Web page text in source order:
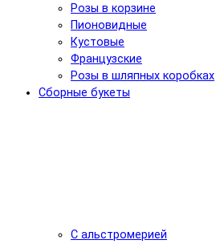
Розы в корзине
Пионовидные
Кустовые
Французские
Розы в шляпных коробках
Сборные букеты
С альстромерией